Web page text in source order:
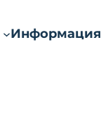
Информация